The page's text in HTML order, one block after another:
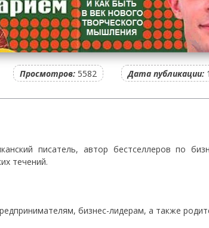
Просмотров: 5582 Дата публикации:
писатель, автор бестселлеров по
течений.
бизнес-лидерам, а также